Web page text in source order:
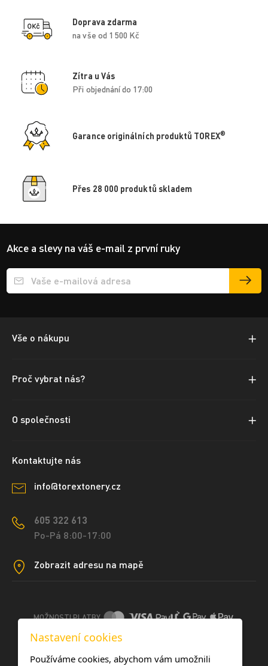
Doprava zdarma
na vše od 1 500 Kč
Zítra u Vás
Při objednání do 17:00
Garance originálních produktů TOREX®
Přes 28 000 produktů skladem
Akce a slevy na váš e-mail z první ruky
Přihlášení e-mailu k odběru
Vše o nákupu
Proč vybrat nás?
O společnosti
Kontaktujte nás
info@torextonery.cz
605 322 613
Po-Pá 8:00-17:00
Zobrazit adresu na mapě
MOŽNOSTI PLATBY
DOPRAVNÍ METODY
Nastavení cookies
Používáme cookies, abychom vám umožnili